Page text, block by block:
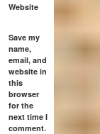
Website
Save my
name,
email, and
website in
this
browser
for the
next time I
comment.